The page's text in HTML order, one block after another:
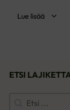
• Satovarmuutta
• Vilja-
Lue lisää
ETSI
ETSI LAJIKETTA